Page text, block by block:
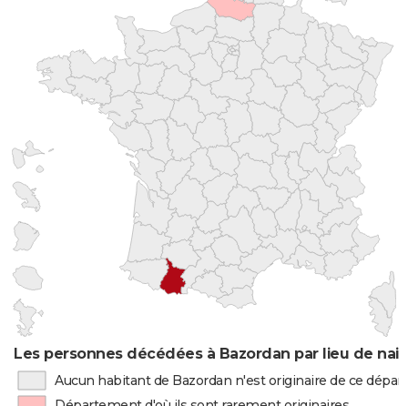
Les personnes décédées à Bazordan par lieu de
Aucun habitant de Bazordan n'est originaire de ce